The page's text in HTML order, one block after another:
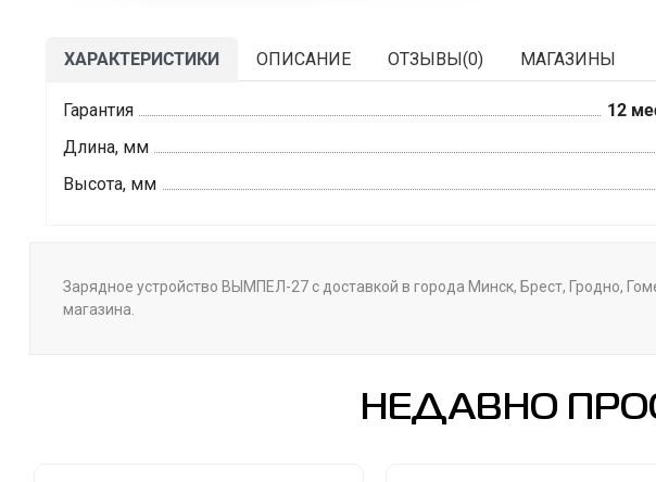
ХАРАКТЕРИСТИКИ ОПИСАНИЕ ОТЗЫВЫ(0) МАГАЗИНЫ
Гарантия 12
Длина, мм
Высота, мм
Зарядное устройство ВЫМПЕЛ-27 с доставкой в города Минск, Брест, Гродно,
магазина.
НЕДАВНО